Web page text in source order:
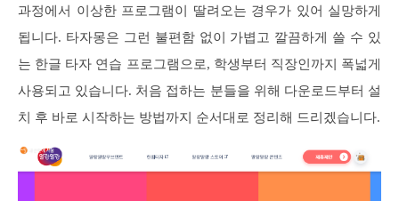
과정에서 이상한 프로그램이 딸려오는 경우가 있어 실망하게
됩니다. 타자몽은 그런 불편함 없이 가볍고 깔끔하게 쓸 수 있
는 한글 타자 연습 프로그램으로, 학생부터 직장인까지 폭넓게
사용되고 있습니다. 처음 접하는 분들을 위해 다운로드부터 설
치 후 바로 시작하는 방법까지 순서대로 정리해 드리겠습니다.